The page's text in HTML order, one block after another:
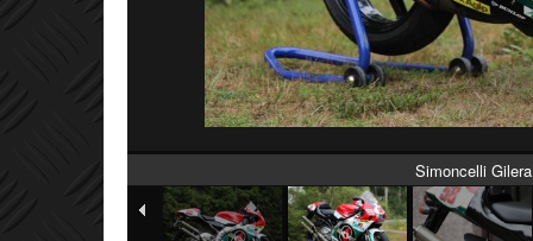
Simoncelli